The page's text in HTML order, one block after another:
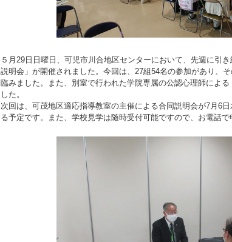
５月29日日曜日、可児市川合地区センターにおいて、先週に引
説明会」が開催されました。今回は、27組54名の参加があり、
臨みました。また、別室で行われた学院専属の公認心理師によ
した。
次回は、可茂地区適応指導教室の主催による合同説明会が7月6
る予定です。また、学校見学は随時受付可能ですので、お電話で